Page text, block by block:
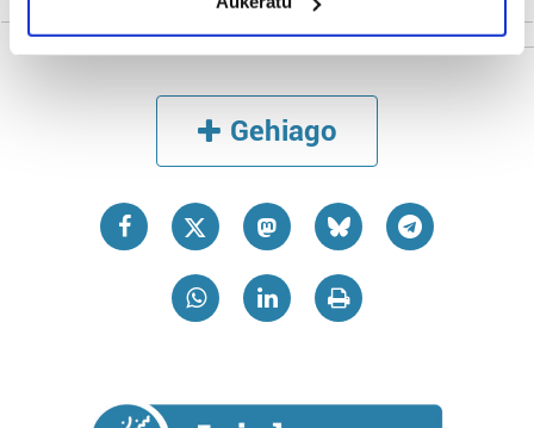
Identify your device by actively scanning it for
specific characteristics (fingerprinting)
and set your preferences in thedetails section
Guk eta gure bazkideek zure datu pertsonalak
teknologia erabiliz, cookieak adibidez, iragarki eta eduki
pertsonalizatuak eskaintzeko, iragarkiak eta edukia
produktuak garatzeko. Zure datuak nork eta zertarako
erabiltzen dituen hauta dezakezu.
interes komertzial legitimoetan babesten dira. Ikusi gure
Gehiago